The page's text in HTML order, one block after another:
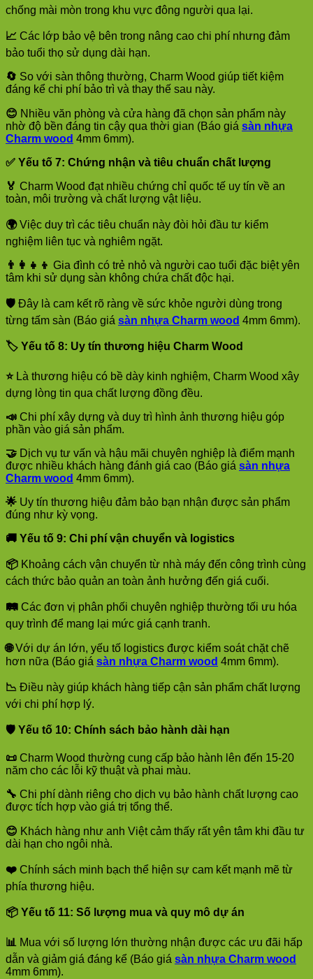
chống mài mòn trong khu vực đông người qua lại.
📈 Các lớp bảo vệ bên trong nâng cao chi phí nhưng đảm
bảo tuổi thọ sử dụng dài hạn.
🔄 So với sàn thông thường, Charm Wood giúp tiết kiệm
đáng kể chi phí bảo trì và thay thế sau này.
😊 Nhiều văn phòng và cửa hàng đã chọn sản phẩm này
nhờ độ bền đáng tin cậy qua thời gian (Báo giá sàn nhựa
Charm wood 4mm 6mm).
✅ Yếu tố 7: Chứng nhận và tiêu chuẩn chất lượng
🏅 Charm Wood đạt nhiều chứng chỉ quốc tế uy tín về an
toàn, môi trường và chất lượng vật liệu.
🌍Việc duy trì các tiêu chuẩn này đòi hỏi đầu tư kiểm
nghiệm liên tục và nghiêm ngặt.
👨‍👩‍👧‍👦 Gia đình có trẻ nhỏ và người cao tuổi đặc biệt yên
tâm khi sử dụng sàn không chứa chất độc hại.
🛡️ Đây là cam kết rõ ràng về sức khỏe người dùng trong
từng tấm sàn (Báo giá sàn nhựa Charm wood 4mm 6mm).
🏷️ Yếu tố 8: Uy tín thương hiệu Charm Wood
⭐Là thương hiệu có bề dày kinh nghiệm, Charm Wood xây
dựng lòng tin qua chất lượng đồng đều.
📣 Chi phí xây dựng và duy trì hình ảnh thương hiệu góp
phần vào giá sản phẩm.
🤝 Dịch vụ tư vấn và hậu mãi chuyên nghiệp là điểm mạnh
được nhiều khách hàng đánh giá cao (Báo giá sàn nhựa
Charm wood 4mm 6mm).
🌟 Uy tín thương hiệu đảm bảo bạn nhận được sản phẩm
đúng như kỳ vọng.
🚚 Yếu tố 9: Chi phí vận chuyển và logistics
📦 Khoảng cách vận chuyển từ nhà máy đến công trình cùng
cách thức bảo quản an toàn ảnh hưởng đến giá cuối.
🛤️ Các đơn vị phân phối chuyên nghiệp thường tối ưu hóa
quy trình để mang lại mức giá cạnh tranh.
🌐Với dự án lớn, yếu tố logistics được kiểm soát chặt chẽ
hơn nữa (Báo giá sàn nhựa Charm wood 4mm 6mm).
📉 Điều này giúp khách hàng tiếp cận sản phẩm chất lượng
với chi phí hợp lý.
🛡️ Yếu tố 10: Chính sách bảo hành dài hạn
📜 Charm Wood thường cung cấp bảo hành lên đến 15-20
năm cho các lỗi kỹ thuật và phai màu.
🔧 Chi phí dành riêng cho dịch vụ bảo hành chất lượng cao
được tích hợp vào giá trị tổng thể.
😊 Khách hàng như anh Việt cảm thấy rất yên tâm khi đầu tư
dài hạn cho ngôi nhà.
❤️ Chính sách minh bạch thể hiện sự cam kết mạnh mẽ từ
phía thương hiệu.
📦 Yếu tố 11: Số lượng mua và quy mô dự án
📊 Mua với số lượng lớn thường nhận được các ưu đãi hấp
dẫn và giảm giá đáng kể (Báo giá sàn nhựa Charm wood
4mm 6mm).